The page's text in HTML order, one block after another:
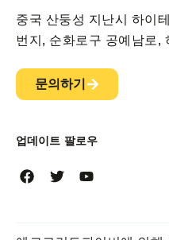
중국 산둥성 지난시 하이
번지, 순화로구 공예남로,
문의하기
업데이트 팔로우